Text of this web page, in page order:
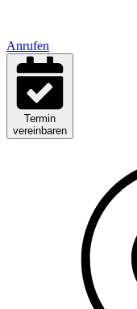
Anrufen
Termin
vereinbaren